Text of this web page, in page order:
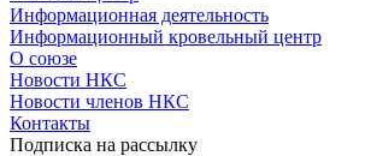
Информационная деятельность
Информационный кровельный центр
О союзе
Новости НКС
Новости членов НКС
Контакты
Подписка на рассылку